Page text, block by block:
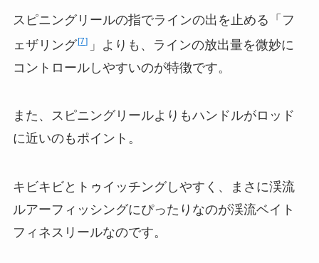
スピニングリールの指でラインの出を止める「フ
ェザリング 7
」よりも、ラインの放出量を微妙に
コントロールしやすいのが特徴です。
また、スピニングリールよりもハンドルがロッド
に近いのもポイント。
キビキビとトゥイッチングしやすく、まさに渓流
ルアーフィッシングにぴったりなのが渓流ベイト
フィネスリールなのです。